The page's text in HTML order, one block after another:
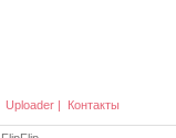
Uploader | Контакты